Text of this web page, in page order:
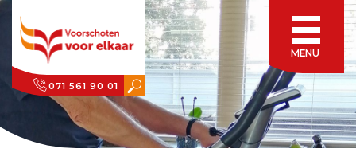
071 561 90 01
MENU